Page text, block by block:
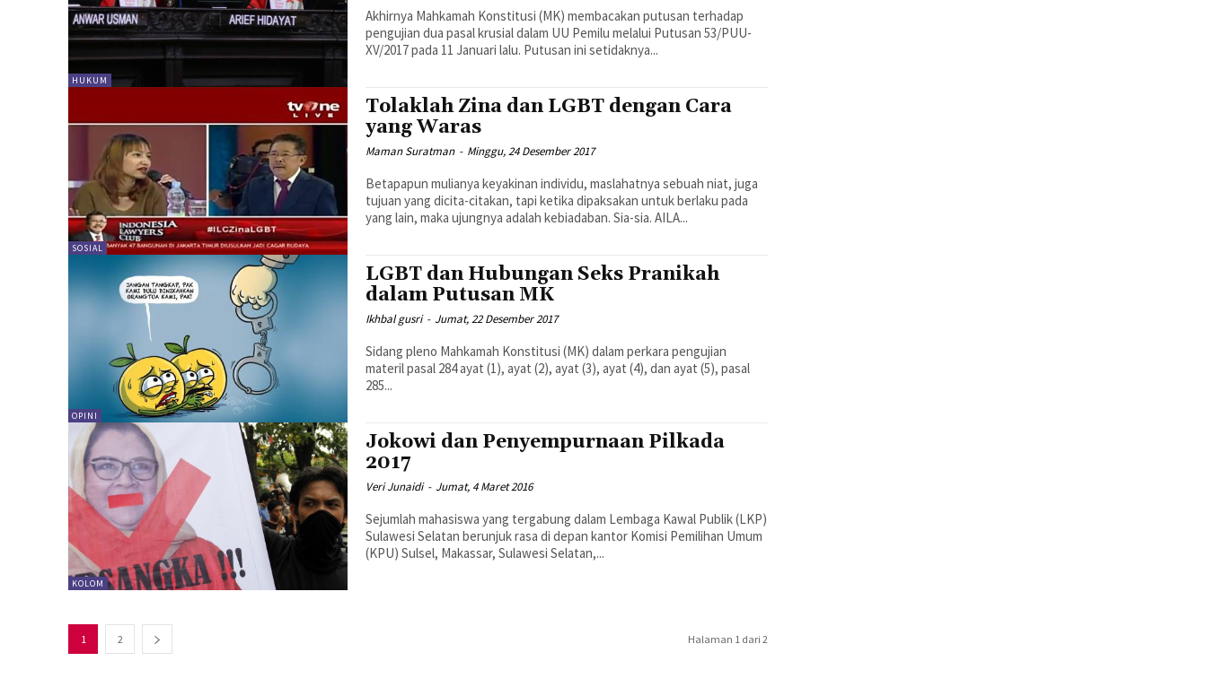
HUKUM
Akhirnya Mahkamah Konstitusi (MK) membacakan putusan terhadap
pengujian dua pasal krusial dalam UU Pemilu melalui Putusan 53/PUU-
XV/2017 pada 11 Januari lalu. Putusan ini setidaknya...
SOSIAL
Tolaklah Zina dan LGBT dengan Cara
yang Waras
Maman Suratman - Minggu, 24 Desember 2017
Betapapun mulianya keyakinan individu, maslahatnya sebuah niat, juga
tujuan yang dicita-citakan, tapi ketika dipaksakan untuk berlaku pada
yang lain, maka ujungnya adalah kebiadaban. Sia-sia. AILA...
OPINI
LGBT dan Hubungan Seks Pranikah
dalam Putusan MK
Ikhbal gusri - Jumat, 22 Desember 2017
Sidang pleno Mahkamah Konstitusi (MK) dalam perkara pengujian
materil pasal 284 ayat (1), ayat (2), ayat (3), ayat (4), dan ayat (5), pasal
285...
KOLOM
Jokowi dan Penyempurnaan Pilkada
2017
Veri Junaidi - Jumat, 4 Maret 2016
Sejumlah mahasiswa yang tergabung dalam Lembaga Kawal Publik (LKP)
Sulawesi Selatan berunjuk rasa di depan kantor Komisi Pemilihan Umum
(KPU) Sulsel, Makassar, Sulawesi Selatan,...
1 2 Halaman 1 dari 2